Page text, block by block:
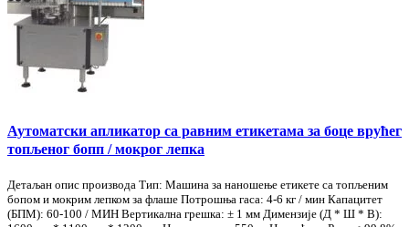
Аутоматски апликатор са равним етикетама за боце врућег
топљеног бопп / мокрог лепка
Детаљан опис производа Тип: Машина за наношење етикете са топљеним
бопом и мокрим лепком за флаше Потрошња гаса: 4-6 кг / мин Капацитет
(БПМ): 60-100 / МИН Вертикална грешка: ± 1 мм Димензије (Д * Ш * В):